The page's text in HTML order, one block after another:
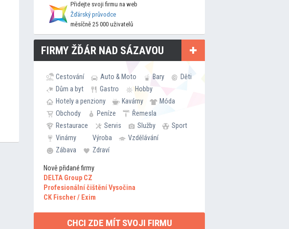
Přidejte svoji firmu na web
Žďárský průvodce
měsíčně 25 000 uživatelů
FIRMY ŽĎÁR NAD SÁZAVOU
Cestování Auto & Moto Bary
Děti
Dům a byt
Gastro
Hobby
Hotely a penziony
Kavárny
Móda
Obchody
Peníze
Řemesla
Restaurace
Servis Služby
Sport
Vinárny
Výroba
Vzdělávání
Zábava
Zdraví
Nově přidané firmy
DELTA Group CZ
Profesionální čištění Vysočina
CK Fischer / Exim
CHCI ZDE MÍT SVOJI FIRMU